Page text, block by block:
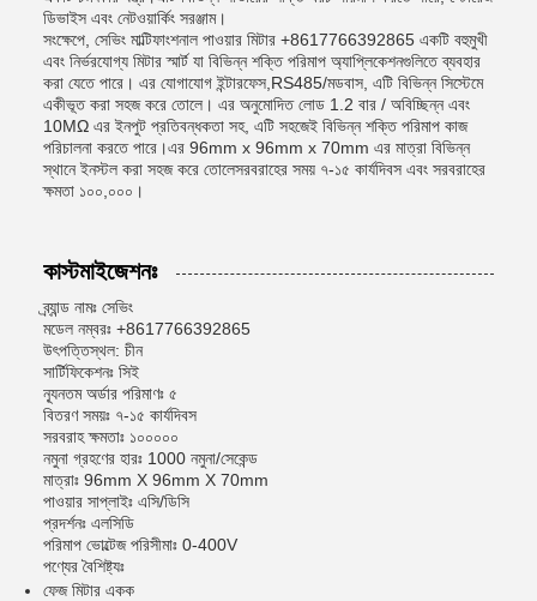
ডিভাইস এবং নেটওয়ার্কিং সরঞ্জাম।
সংক্ষেপে, সেভিং মাল্টিফাংশনাল পাওয়ার মিটার +8617766392865 একটি বহুমুখী
এবং নির্ভরযোগ্য মিটার স্মার্ট যা বিভিন্ন শক্তি পরিমাপ অ্যাপ্লিকেশনগুলিতে ব্যবহার
করা যেতে পারে। এর যোগাযোগ ইন্টারফেস,RS485/মডবাস, এটি বিভিন্ন সিস্টেমে
একীভূত করা সহজ করে তোলে। এর অনুমোদিত লোড 1.2 বার / অবিচ্ছিন্ন এবং
10MΩ এর ইনপুট প্রতিবন্ধকতা সহ, এটি সহজেই বিভিন্ন শক্তি পরিমাপ কাজ
পরিচালনা করতে পারে।এর 96mm x 96mm x 70mm এর মাত্রা বিভিন্ন
স্থানে ইনস্টল করা সহজ করে তোলেসরবরাহের সময় ৭-১৫ কার্যদিবস এবং সরবরাহের
ক্ষমতা ১০০,০০০।
কাস্টমাইজেশনঃ
ব্র্যান্ড নামঃ সেভিং
মডেল নম্বরঃ +8617766392865
উৎপত্তিস্থল: চীন
সার্টিফিকেশনঃ সিই
ন্যূনতম অর্ডার পরিমাণঃ ৫
বিতরণ সময়ঃ ৭-১৫ কার্যদিবস
সরবরাহ ক্ষমতাঃ ১০০০০০
নমুনা গ্রহণের হারঃ 1000 নমুনা/সেকেন্ড
মাত্রাঃ 96mm X 96mm X 70mm
পাওয়ার সাপ্লাইঃ এসি/ডিসি
প্রদর্শনঃ এলসিডি
পরিমাপ ভোল্টেজ পরিসীমাঃ 0-400V
পণ্যের বৈশিষ্ট্যঃ
ফেজ মিটার একক